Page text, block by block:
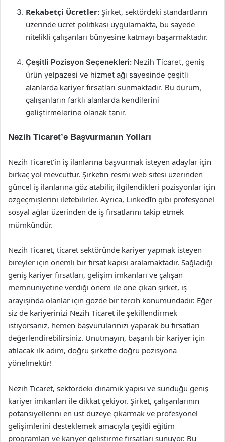
Rekabetçi Ücretler: Şirket, sektördeki standartların
üzerinde ücret politikası uygulamakta, bu sayede
nitelikli çalışanları bünyesine katmayı başarmaktadır.
Çeşitli Pozisyon Seçenekleri: Nezih Ticaret, geniş
ürün yelpazesi ve hizmet ağı sayesinde çeşitli
alanlarda kariyer fırsatları sunmaktadır. Bu durum,
çalışanların farklı alanlarda kendilerini
geliştirmelerine olanak tanır.
Nezih Ticaret’e Başvurmanın Yolları
Nezih Ticaret’in iş ilanlarına başvurmak isteyen adaylar için
birkaç yol mevcuttur. Şirketin resmi web sitesi üzerinden
güncel iş ilanlarına göz atabilir, ilgilendikleri pozisyonlar için
özgeçmişlerini iletebilirler. Ayrıca, LinkedIn gibi profesyonel
sosyal ağlar üzerinden de iş fırsatlarını takip etmek
mümkündür.
Nezih Ticaret, ticaret sektöründe kariyer yapmak isteyen
bireyler için önemli bir fırsat kapısı aralamaktadır. Sağladığı
geniş kariyer fırsatları, gelişim imkanları ve çalışan
memnuniyetine verdiği önem ile öne çıkan şirket, iş
arayışında olanlar için gözde bir tercih konumundadır. Eğer
siz de kariyerinizi Nezih Ticaret ile şekillendirmek
istiyorsanız, hemen başvurularınızı yaparak bu fırsatları
değerlendirebilirsiniz. Unutmayın, başarılı bir kariyer için
atılacak ilk adım, doğru şirkette doğru pozisyona
yönelmektir!
Nezih Ticaret, sektördeki dinamik yapısı ve sunduğu geniş
kariyer imkanları ile dikkat çekiyor. Şirket, çalışanlarının
potansiyellerini en üst düzeye çıkarmak ve profesyonel
gelişimlerini desteklemek amacıyla çeşitli eğitim
programları ve kariyer geliştirme fırsatları sunuyor. Bu